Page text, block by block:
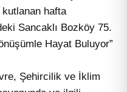
kutlanan hafta
Sancaklı Bozköy 75.
Hayat Buluyor”
Şehircilik ve İklim